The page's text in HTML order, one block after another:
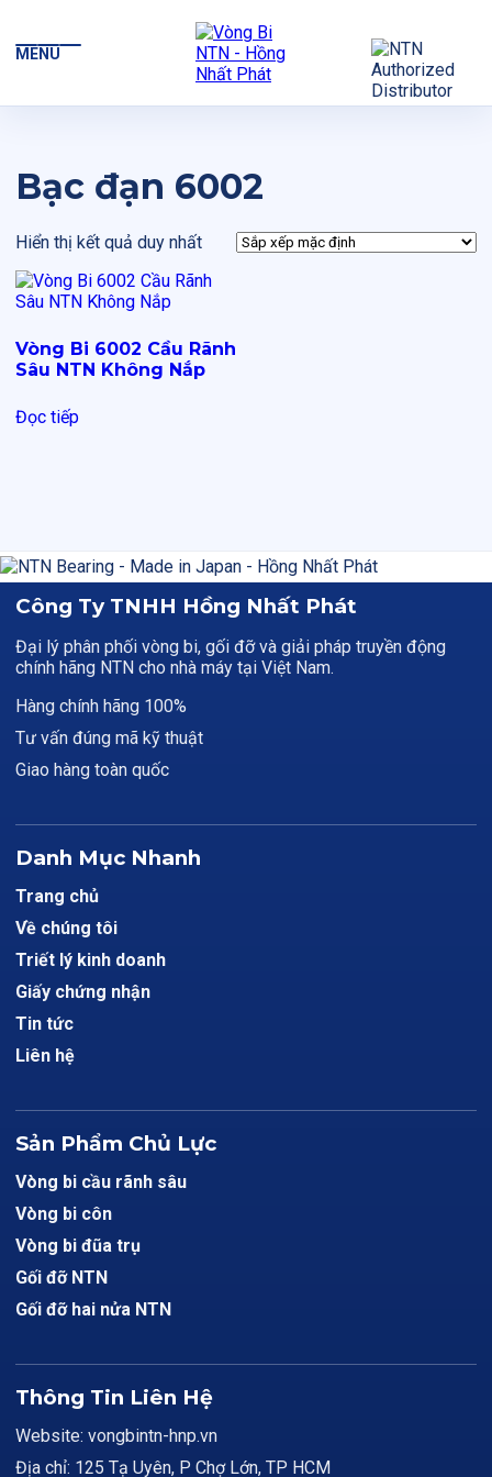
MENU
Bạc đạn 6002
Hiển thị kết quả duy nhất
Vòng Bi 6002 Cầu Rãnh
Sâu NTN Không Nắp
Đọc tiếp
Công Ty TNHH Hồng Nhất Phát
Đại lý phân phối vòng bi, gối đỡ và giải pháp truyền động
chính hãng NTN cho nhà máy tại Việt Nam.
Hàng chính hãng 100%
Tư vấn đúng mã kỹ thuật
Giao hàng toàn quốc
Danh Mục Nhanh
Trang chủ
Về chúng tôi
Triết lý kinh doanh
Giấy chứng nhận
Tin tức
Liên hệ
Sản Phẩm Chủ Lực
Vòng bi cầu rãnh sâu
Vòng bi côn
Vòng bi đũa trụ
Gối đỡ NTN
Gối đỡ hai nửa NTN
Thông Tin Liên Hệ
Website: vongbintn-hnp.vn
Địa chỉ: 125 Tạ Uyên, P Chợ Lớn, TP HCM